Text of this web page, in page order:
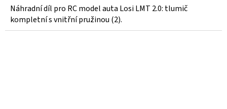
Náhradní díl pro RC model auta Losi LMT 2.0: tlumič
kompletní s vnitřní pružinou (2).